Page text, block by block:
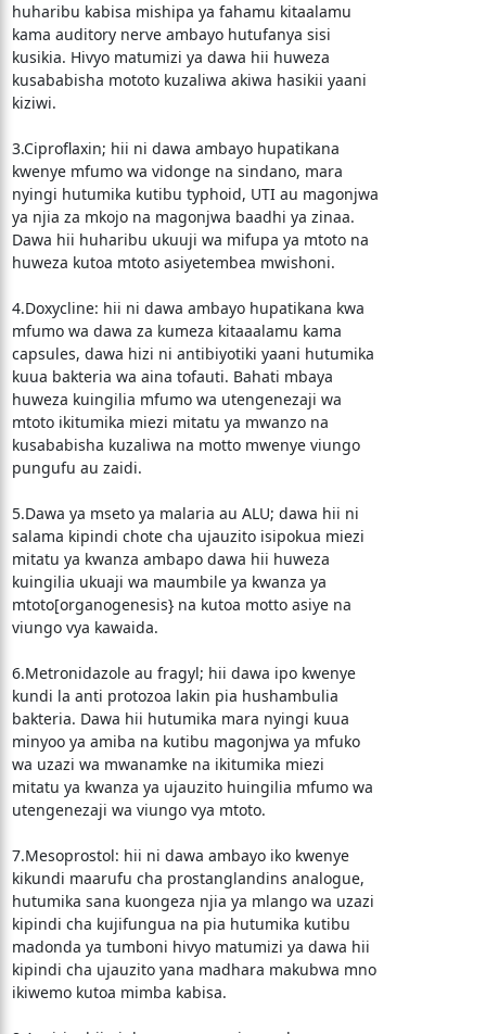
huharibu kabisa mishipa ya fahamu kitaalamu
kama auditory nerve ambayo hutufanya sisi
kusikia. Hivyo matumizi ya dawa hii huweza
kusababisha mototo kuzaliwa akiwa hasikii yaani
kiziwi.
3.Ciproflaxin; hii ni dawa ambayo hupatikana
kwenye mfumo wa vidonge na sindano, mara
nyingi hutumika kutibu typhoid, UTI au magonjwa
ya njia za mkojo na magonjwa baadhi ya zinaa.
Dawa hii huharibu ukuuji wa mifupa ya mtoto na
huweza kutoa mtoto asiyetembea mwishoni.
4.Doxycline: hii ni dawa ambayo hupatikana kwa
mfumo wa dawa za kumeza kitaaalamu kama
capsules, dawa hizi ni antibiyotiki yaani hutumika
kuua bakteria wa aina tofauti. Bahati mbaya
huweza kuingilia mfumo wa utengenezaji wa
mtoto ikitumika miezi mitatu ya mwanzo na
kusababisha kuzaliwa na motto mwenye viungo
pungufu au zaidi.
5.Dawa ya mseto ya malaria au ALU; dawa hii ni
salama kipindi chote cha ujauzito isipokua miezi
mitatu ya kwanza ambapo dawa hii huweza
kuingilia ukuaji wa maumbile ya kwanza ya
mtoto[organogenesis} na kutoa motto asiye na
viungo vya kawaida.
6.Metronidazole au fragyl; hii dawa ipo kwenye
kundi la anti protozoa lakin pia hushambulia
bakteria. Dawa hii hutumika mara nyingi kuua
minyoo ya amiba na kutibu magonjwa ya mfuko
wa uzazi wa mwanamke na ikitumika miezi
mitatu ya kwanza ya ujauzito huingilia mfumo wa
utengenezaji wa viungo vya mtoto.
7.Mesoprostol: hii ni dawa ambayo iko kwenye
kikundi maarufu cha prostanglandins analogue,
hutumika sana kuongeza njia ya mlango wa uzazi
kipindi cha kujifungua na pia hutumika kutibu
madonda ya tumboni hivyo matumizi ya dawa hii
kipindi cha ujauzito yana madhara makubwa mno
ikiwemo kutoa mimba kabisa.